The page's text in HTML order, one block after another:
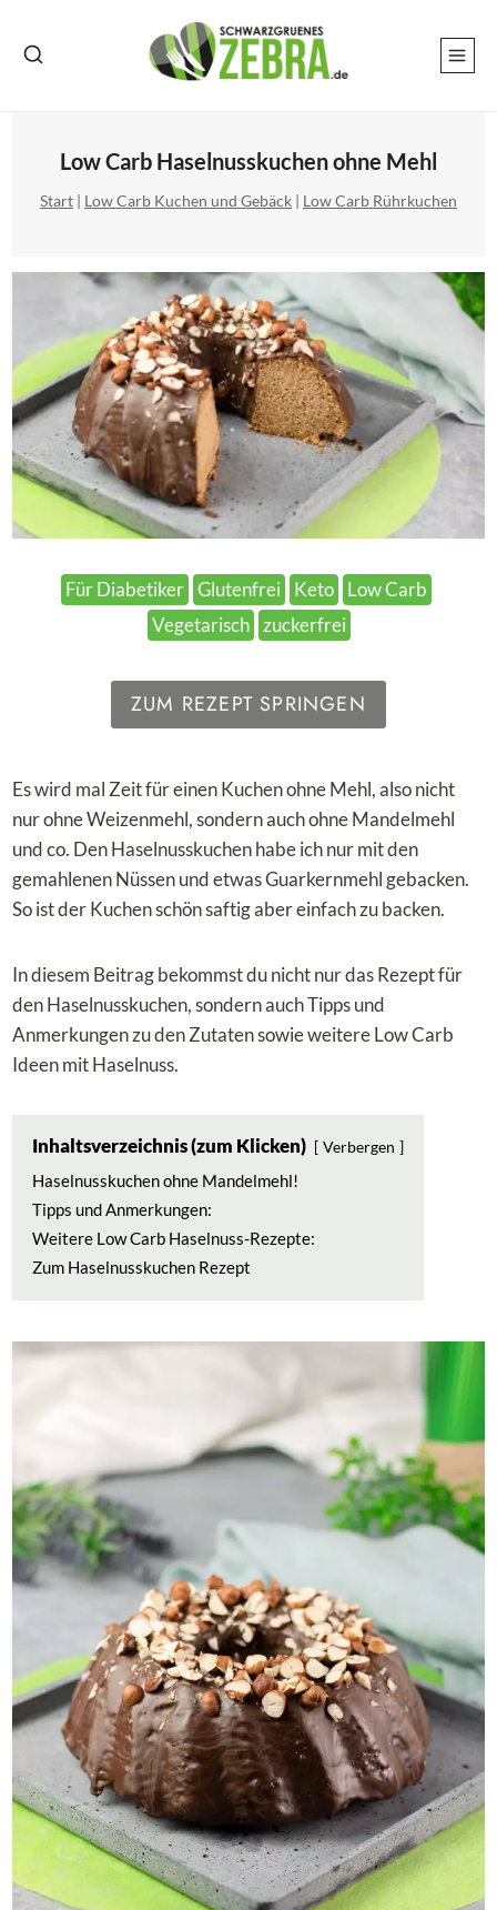
Inhalt
Low Carb Haselnusskuchen ohne Mehl
Start | Low Carb Kuchen und Gebäck | Low Carb Rührkuchen
Für Diabetiker Glutenfrei Keto
Low Carb
Vegetarisch zuckerfrei
ZUM REZEPT SPRINGEN
Es wird mal Zeit für einen Kuchen ohne Mehl, also nicht
nur ohne Weizenmehl, sondern auch ohne Mandelmehl
und co. Den Haselnusskuchen habe ich nur mit den
gemahlenen Nüssen und etwas Guarkernmehl gebacken.
So ist der Kuchen schön saftig aber einfach zu backen.
In diesem Beitrag bekommst du nicht nur das Rezept für
den Haselnusskuchen, sondern auch Tipps und
Anmerkungen zu den Zutaten sowie weitere Low Carb
Ideen mit Haselnuss.
Inhaltsverzeichnis (zum Klicken) Verbergen
Haselnusskuchen ohne Mandelmehl!
Tipps und Anmerkungen:
Weitere Low Carb Haselnuss-Rezepte:
Zum Haselnusskuchen Rezept